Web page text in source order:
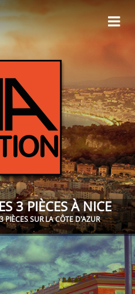
3 PIÈCES À NICE
PIÈCES SUR LA CÔTE D'AZUR